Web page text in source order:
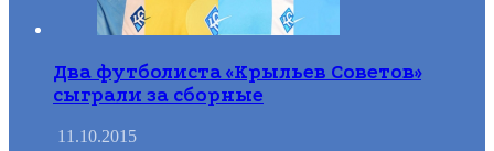
Два футболиста «Крыльев Советов»
сыграли за сборные
11.10.2015